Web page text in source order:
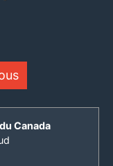
Canada